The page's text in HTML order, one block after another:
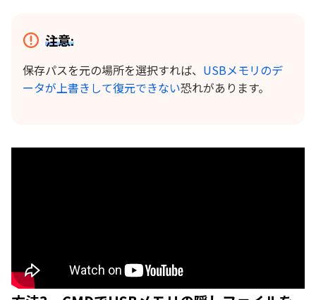
注意:
保存パスを元の場所を選択すれば、 USBメモリのデ
ータが上書きして復元できない恐れがあります。